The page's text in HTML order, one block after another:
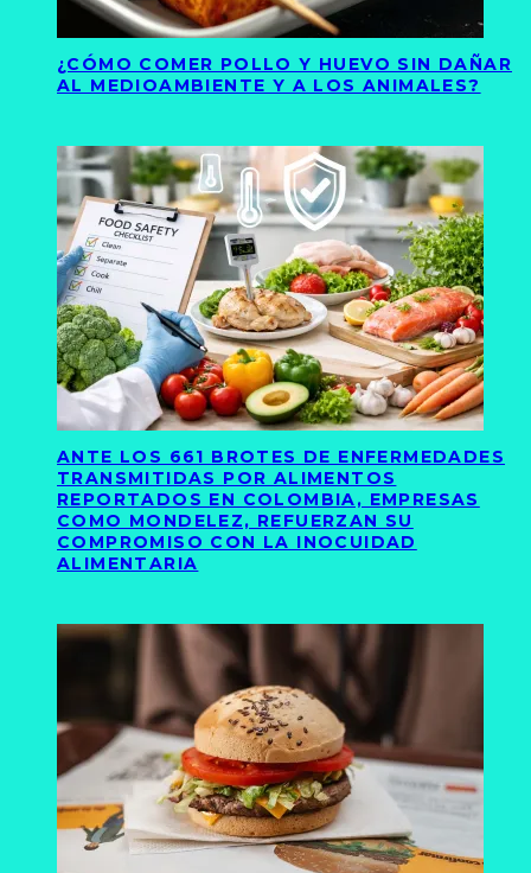
¿CÓMO COMER POLLO Y HUEVO SIN DAÑAR
AL MEDIOAMBIENTE Y A LOS ANIMALES?
ANTE LOS 661 BROTES DE ENFERMEDADES
TRANSMITIDAS POR ALIMENTOS
REPORTADOS EN COLOMBIA, EMPRESAS
COMO MONDELEZ, REFUERZAN SU
COMPROMISO CON LA INOCUIDAD
ALIMENTARIA